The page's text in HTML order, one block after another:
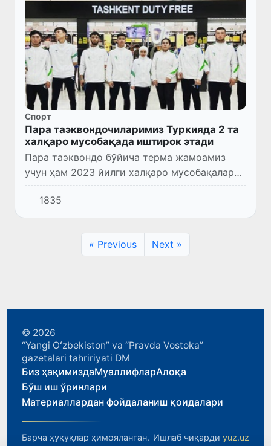
Спорт
Пара таэквондочиларимиз Туркияда 2 та
халқаро мусобақада иштирок этади
Пара таэквондо бўйича терма жамоамиз
учун ҳам 2023 йилги халқаро мусобақалар
бошланмоқда.
1835
« Previous Next »
© 2026
“Yangi Oʻzbekiston” va “Pravda Vostoka”
gazetalari tahririyati DM
Биз ҳақимиздаМуаллифларАлоқа
Бўш иш ўринлари
Материаллардан фойдаланиш қоидалари
Барча ҳуқуқлар ҳимояланган. Ишлаб чиқарди yuz.uz